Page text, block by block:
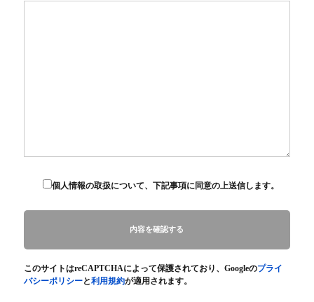
個人情報の取扱について、下記事項に同意の上送信します。
このサイトはreCAPTCHAによって保護されており、Googleのプライ
バシーポリシーと利用規約が適用されます。